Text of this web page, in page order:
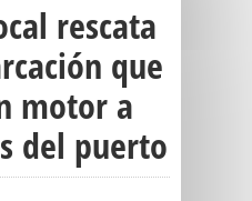
rescata
que
motor a
del puerto